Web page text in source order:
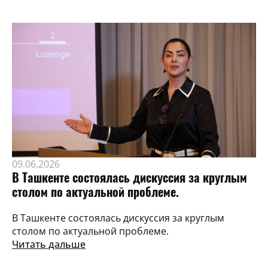
09.06.2026
В Ташкенте состоялась дискуссия за круглым
столом по актуальной проблеме.
В Ташкенте состоялась дискуссия за круглым
столом по актуальной проблеме.
Читать дальше